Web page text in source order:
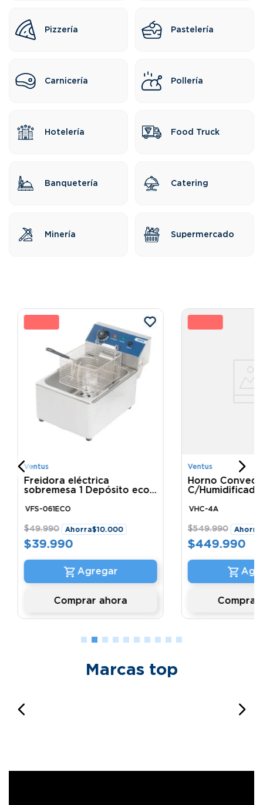
Pizzería Pastelería
Carnicería Pollería
Hotelería Food Truck
Banquetería Catering
Minería Supermercado
%
Ventus
Freidora eléctrica
sobremesa 1 Depósito eco
VFS-061ECO
$49.990 Ahorra$10.000
$39.990
Comprar ahora
18
Ventus
Horno
C/
VHC-4A
$549.990 Ahorra
$449.990
Comprar
Marcas top